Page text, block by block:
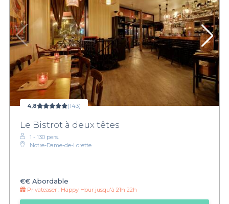
4,8 (143)
Le Bistrot à deux têtes
1 - 130 pers.
Notre-Dame-de-Lorette
€€ Abordable
Privateaser : Happy Hour jusqu'à 21h 22h